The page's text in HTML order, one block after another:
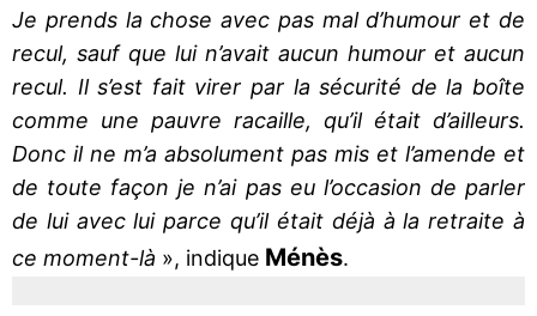
Je prends la chose avec pas mal d’humour et de
recul, sauf que lui n’avait aucun humour et aucun
recul. Il s’est fait virer par la sécurité de la boîte
comme une pauvre racaille, qu’il était d’ailleurs.
Donc il ne m’a absolument pas mis et l’amende et
de toute façon je n’ai pas eu l’occasion de parler
de lui avec lui parce qu’il était déjà à la retraite à
ce moment-là », indique Ménès.